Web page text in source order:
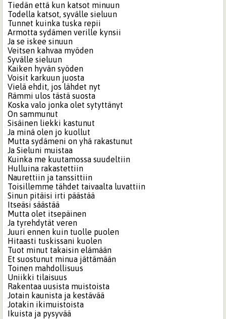
Tiedän että kun katsot minuun
Todella katsot, syvälle sieluun
Tunnet kuinka tuska repii
Armotta sydämen verille kynsii
Ja se iskee sinuun
Veitsen kahvaa myöden
Syvälle sieluun
Kaiken hyvän syöden
Voisit karkuun juosta
Vielä ehdit, jos lähdet nyt
Rämmi ulos tästä suosta
Koska valo jonka olet sytyttänyt
On sammunut
Sisäinen liekki kastunut
Ja minä olen jo kuollut
Mutta sydämeni on yhä rakastunut
Ja Sieluni muistaa
Kuinka me kuutamossa suudeltiin
Hulluina rakastettiin
Naurettiin ja tanssittiin
Toisillemme tähdet taivaalta luvattiin
Sinun pitäisi irti päästää
Itseäsi säästää
Mutta olet itsepäinen
Ja tyrehdytät veren
Juuri ennen kuin tuolle puolen
Hitaasti tuskissani kuolen
Tuot minut takaisin elämään
Et suostunut minua jättämään
Toinen mahdollisuus
Uniikki tilaisuus
Rakentaa uusista muistoista
Jotain kaunista ja kestävää
Jotakin ikimuistoista
Ikuista ja pysyvää